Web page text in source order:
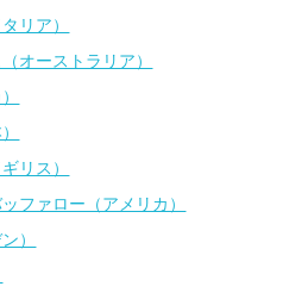
リア）
オーストラリア）
リス）
ファロー（アメリカ）
）